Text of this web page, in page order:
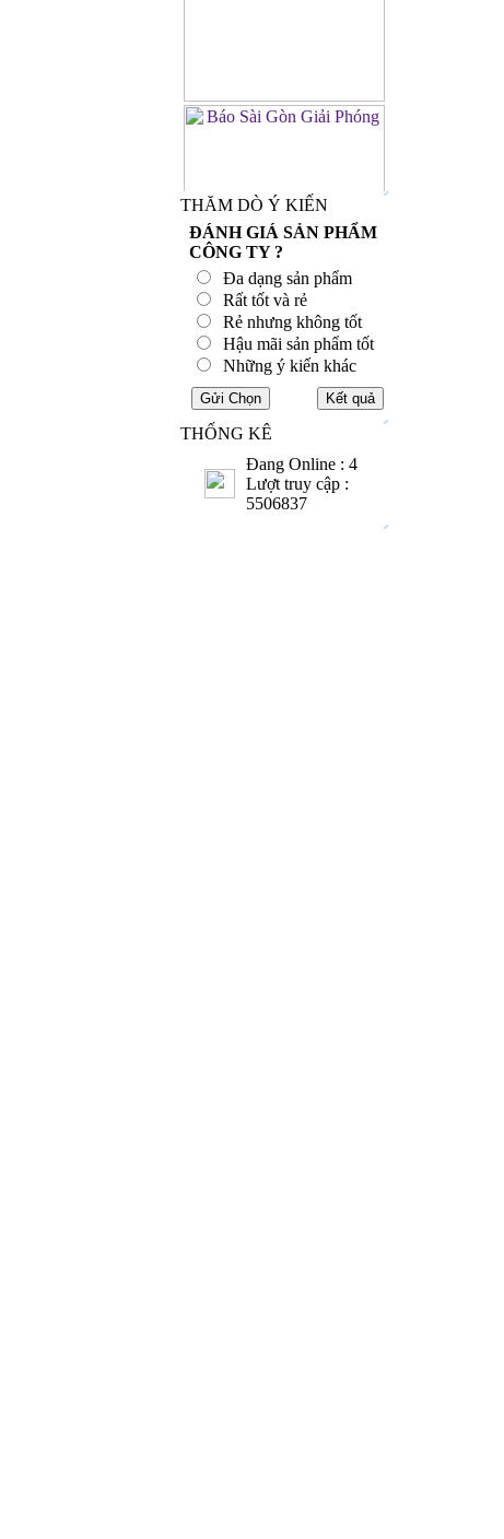
THĂM DÒ Ý KIẾN
ĐÁNH GIÁ SẢN PHẨM
CÔNG TY ?
Đa dạng sản phẩm
Rất tốt và rẻ
Rẻ nhưng không tốt
Hậu mãi sản phẩm tốt
Những ý kiến khác
THỐNG KÊ
Đang Online : 4
Lượt truy cập :
5506837